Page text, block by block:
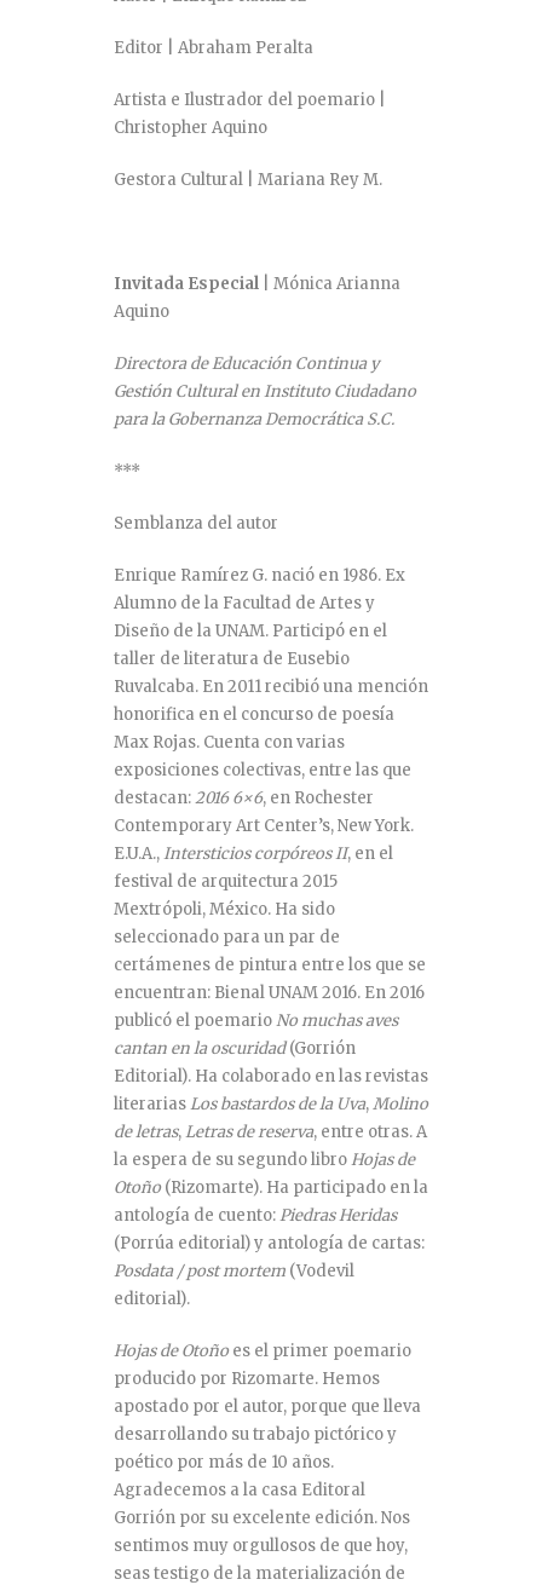
Editor | Abraham Peralta
Artista e Ilustrador del poemario |
Christopher Aquino
Gestora Cultural | Mariana Rey M.
Invitada Especial | Mónica Arianna
Aquino
Directora de Educación Continua y
Gestión Cultural en Instituto Ciudadano
para la Gobernanza Democrática S.C.
***
Semblanza del autor
Enrique Ramírez G. nació en 1986. Ex
Alumno de la Facultad de Artes y
Diseño de la UNAM. Participó en el
taller de literatura de Eusebio
Ruvalcaba. En 2011 recibió una mención
honorifica en el concurso de poesía
Max Rojas. Cuenta con varias
exposiciones colectivas, entre las que
destacan:2016 6×6, en Rochester
Contemporary Art Center’s, New York.
E.U.A.,Intersticios corpóreos II, en el
festival de arquitectura 2015
Mextrópoli, México. Ha sido
seleccionado para un par de
certámenes de pintura entre los que se
encuentran: Bienal UNAM 2016. En 2016
publicó el poemarioNo muchas aves
cantan en la oscuridad(Gorrión
Editorial). Ha colaborado en las revistas
literariasLos bastardos de la Uva,Molino
de letras,Letras de reserva, entre otras. A
la espera de su segundo libroHojas de
Otoño(Rizomarte). Ha participado en la
antología de cuento:Piedras Heridas
(Porrúa editorial) y antología de cartas:
Posdata / post mortem (Vodevil
editorial).
Hojas de Otoñoes el primer poemario
producido por Rizomarte. Hemos
apostado por el autor, porque que lleva
desarrollando su trabajo pictórico y
poético por más de 10 años.
Agradecemos a la casa Editoral
Gorrión por su excelente edición. Nos
sentimos muy orgullosos de que hoy,
seas testigo de la materialización de